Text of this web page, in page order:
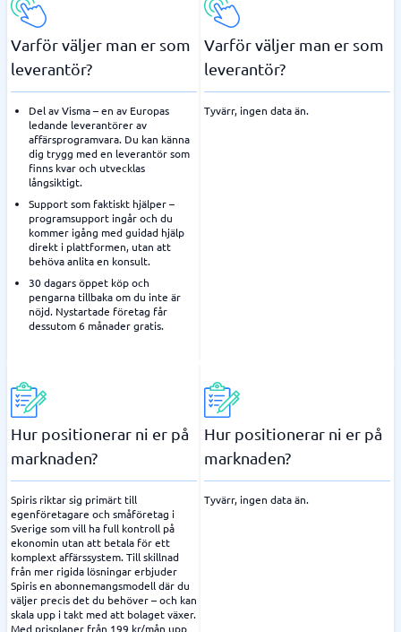
Varför väljer man er som
leverantör?
Del av Visma – en av Europas
ledande leverantörer av
affärsprogramvara. Du kan känna
dig trygg med en leverantör som
finns kvar och utvecklas
långsiktigt.
Support som faktiskt hjälper –
programsupport ingår och du
kommer igång med guidad hjälp
direkt i plattformen, utan att
behöva anlita en konsult.
30 dagars öppet köp och
pengarna tillbaka om du inte är
nöjd. Nystartade företag får
dessutom 6 månader gratis.
Varför väljer man er som
leverantör?
Tyvärr, ingen data än.
Hur positionerar ni er på
marknaden?
Spiris riktar sig primärt till
egenföretagare och småföretag i
Sverige som vill ha full kontroll på
ekonomin utan att betala för ett
komplext affärssystem. Till skillnad
från mer rigida lösningar erbjuder
Spiris en abonnemangsmodell där du
väljer precis det du behöver – och kan
skala upp i takt med att bolaget växer.
Med prisplaner från 199 kr/mån upp
Hur positionerar ni er på
marknaden?
Tyvärr, ingen data än.